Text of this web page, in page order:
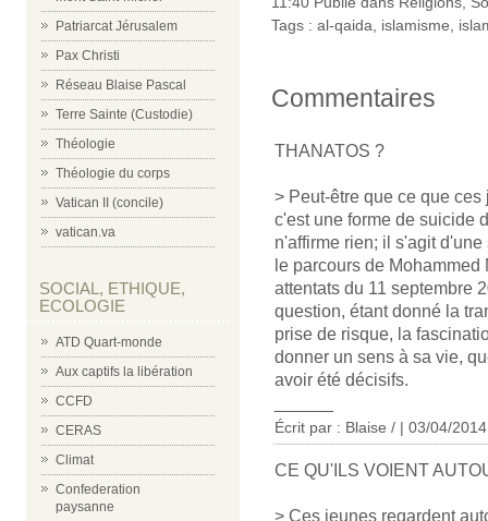
Patriarcat Jérusalem
Pax Christi
Réseau Blaise Pascal
Terre Sainte (Custodie)
Théologie
Théologie du corps
Vatican II (concile)
vatican.va
SOCIAL, ETHIQUE,
ECOLOGIE
ATD Quart-monde
Aux captifs la libération
CCFD
CERAS
Climat
Confederation
paysanne
Tags : al-qaida islamisme
Commentaires
THANATOS ?
> Peut-être que ce que
c'est une forme de suicide
n'affirme rien; il s'agit
le parcours de
attentats du 11 septembre
question, étant donné la
prise de risque, la
donner un sens à sa vie,
avoir été décisifs.
Écrit par : Blaise / | 03/04/2014
CE QU'ILS VOIENT
> Ces jeunes regardent